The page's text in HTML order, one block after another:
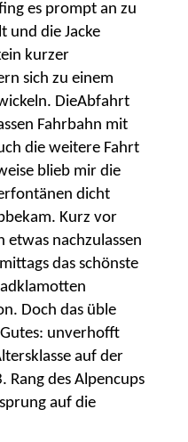
es prompt an zu
und die Jacke
kurzer
sich zu einem
DieAbfahrt
Fahrbahn mit
die weitere Fahrt
blieb mir die
dicht
Kurz vor
etwas nachzulassen
das schönste
Doch das üble
unverhofft
auf der
Rang des Alpencups
auf die